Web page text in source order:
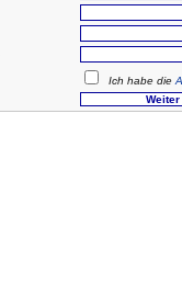
Ich habe die